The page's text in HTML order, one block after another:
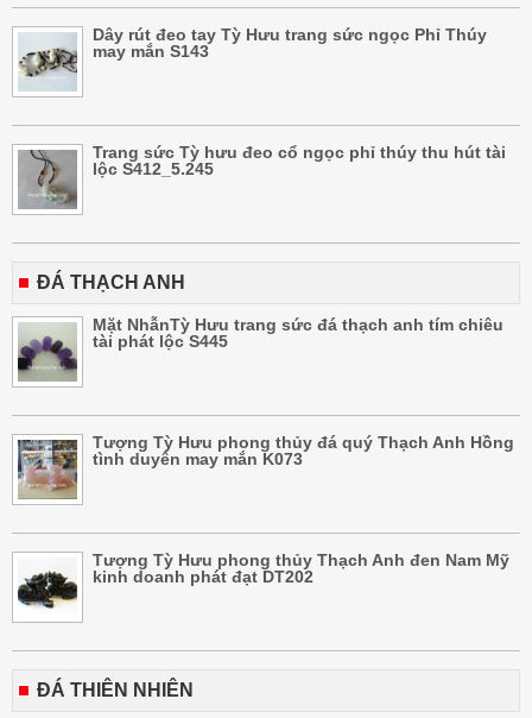
Dây rút đeo tay Tỳ Hưu trang sức ngọc Phỉ Thúy
may mắn S143
Trang sức Tỳ hưu đeo cổ ngọc phỉ thúy thu hút tài
lộc S412_5.245
ĐÁ THẠCH ANH
Mặt NhẫnTỳ Hưu trang sức đá thạch anh tím chiêu
tài phát lộc S445
Tượng Tỳ Hưu phong thủy đá quý Thạch Anh Hồng
tình duyên may mắn K073
Tượng Tỳ Hưu phong thủy Thạch Anh đen Nam Mỹ
kinh doanh phát đạt DT202
ĐÁ THIÊN NHIÊN